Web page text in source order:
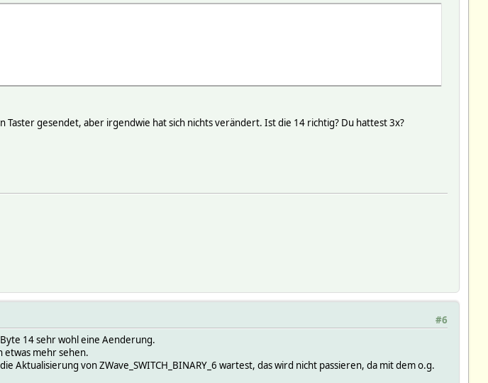
Taster gesendet, aber irgendwie hat sich nichts verändert. Ist die 14 richtig? Du hattest 3x?
#6
14 sehr wohl eine Aenderung.
etwas mehr sehen.
Aktualisierung von ZWave_SWITCH_BINARY_6 wartest, das wird nicht passieren, da mit dem o.g.